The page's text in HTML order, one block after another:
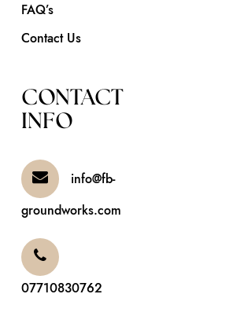
FAQ’s
Contact Us
CONTACT
INFO
info@fb-
groundworks.com
07710830762